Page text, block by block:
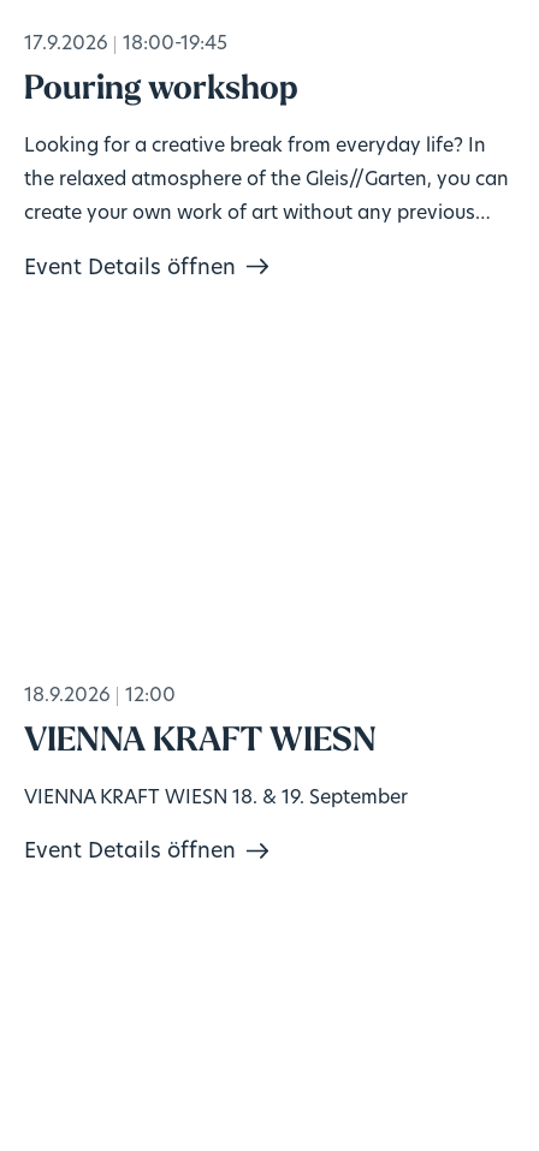
17.9.2026 18:00-19:45
Pouring workshop
Looking for a creative break from everyday life? In
the relaxed atmosphere of the Gleis//Garten, you can
create your own work of art without any previous
Event Details öffnen
18.9.2026 12:00
VIENNA KRAFT WIESN
VIENNA KRAFT WIESN 18. & 19. September
Event Details öffnen